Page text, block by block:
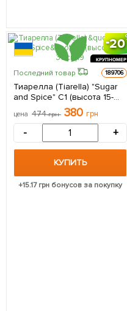
20
КРУПНОМЕР
Последний товар 189706
Тиарелла (Tiarella) "Sugar
and Spice" С1 (высота 15-
упаковке
цена 474грн 380 грн
- +
КУПИТЬ
+15.17грн бонусов за покупку